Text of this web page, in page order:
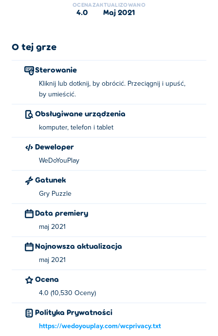
OCENA
4.0
ZAKTUALIZOWANO
maj 2021
O tej grze
Sterowanie
Kliknij lub dotknij, by obrócić. Przeciągnij i upuść,
by umieścić.
Obsługiwane urządzenia
komputer, telefon i tablet
Deweloper
WeDoYouPlay
Gatunek
Gry Puzzle
Data premiery
maj 2021
Najnowsza aktualizacja
maj 2021
Ocena
4.0 (10,530 Oceny)
Polityka Prywatności
https://wedoyouplay.com/wcprivacy.txt